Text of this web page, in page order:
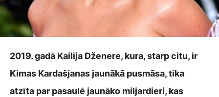
2019. gadā Kailija Dženere, kura, starp citu, ir
Kimas Kardašjanas jaunākā pusmāsa, tika
atzīta par pasaulē jaunāko miljardieri, kas